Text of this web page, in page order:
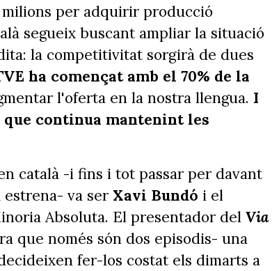
milions per adquirir producció
segueix buscant ampliar la situació
la competitivitat sorgirà de dues
ha començat amb el 70% de la
l'oferta en la nostra llengua. I
continua mantenint les
català -i fins i tot passar per davant
estrena- va ser Xavi Bundó i el
Absoluta. El presentador del Via
que només són dos episodis- una
fer-los costat els dimarts a